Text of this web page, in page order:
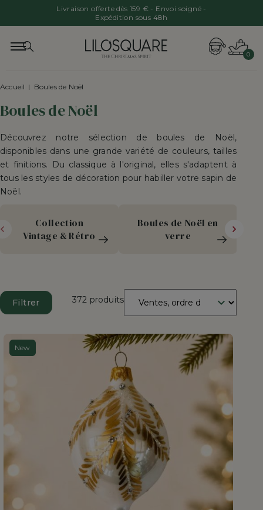
Livraison offerte dès 159 € - Envoi soigné -
Expédition sous 48h
0
Accueil Boules de Noël
Boules de Noël
Découvrez notre sélection de boules de Noël,
disponibles dans une grande variété de couleurs, tailles
et finitions. Du classique à l'original, elles s'adaptent à
tous les styles de décoration pour habiller votre sapin de
Noël.
Collection
Vintage & Rétro
Boules de Noël en
verre
Filtrer 372 produits
New